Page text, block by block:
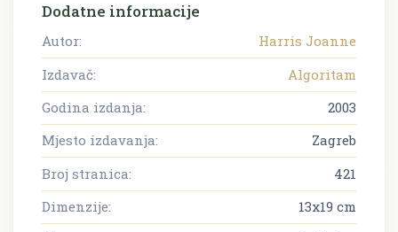
Dodatne informacije
Autor:
Harris Joanne
Izdavač:
Algoritam
Godina izdanja:
2003
Mjesto izdavanja:
Zagreb
Broj stranica:
421
Dimenzije:
13x19 cm